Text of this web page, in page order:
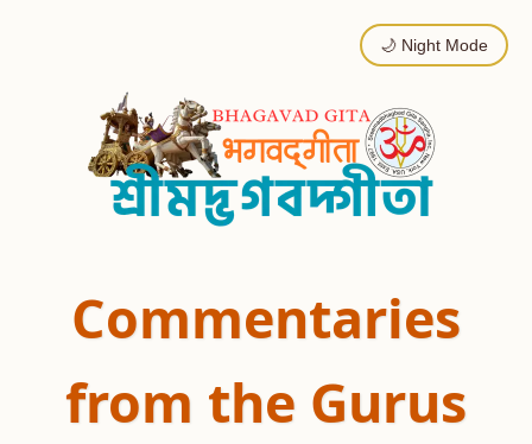
🌙 Night Mode
Commentaries
from the Gurus